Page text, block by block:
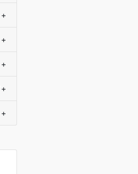
+
+
+
+
+